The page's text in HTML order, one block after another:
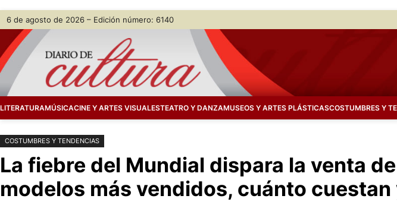
Saltar
contenido
Skip
content
6 de agosto de 2026 – Edición número: 6140
LITERATURAMÚSICACINE Y ARTES VISUALESTEATRO Y DANZAMUSEOS Y ARTES PLÁSTICASCOSTUMBRES Y
COSTUMBRES Y TENDENCIAS
La fiebre del Mundial dispara la venta
modelos más vendidos, cuánto